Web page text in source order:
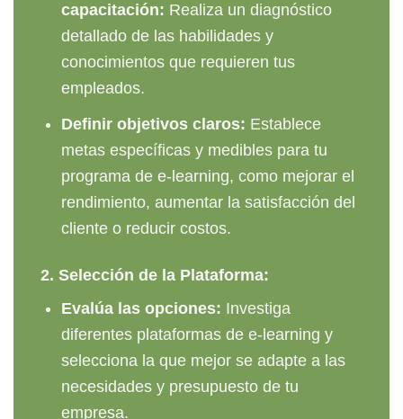
capacitación: Realiza un diagnóstico
detallado de las habilidades y
conocimientos que requieren tus
empleados.
Definir objetivos claros: Establece
metas específicas y medibles para tu
programa de e-learning, como mejorar el
rendimiento, aumentar la satisfacción del
cliente o reducir costos.
2. Selección de la Plataforma:
Evalúa las opciones: Investiga
diferentes plataformas de e-learning y
selecciona la que mejor se adapte a las
necesidades y presupuesto de tu
empresa.